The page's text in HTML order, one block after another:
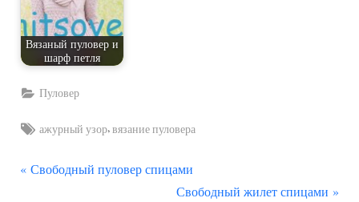
Вязаный пуловер и
шарф петля
Пуловер
Tags:
ажурный узор,вязание пуловера
Навигация
П
Свободный пуловер спицами
С
Свободный жилет спицами